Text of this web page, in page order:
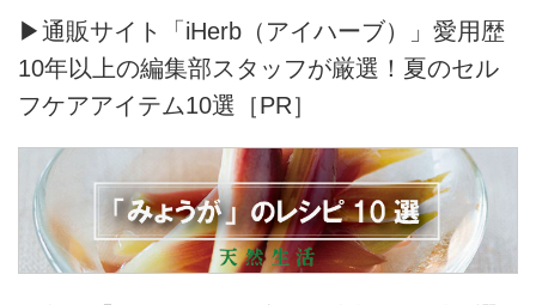
▶通販サイト「iHerb（アイハーブ）」愛用歴
10年以上の編集部スタッフが厳選！夏のセル
フケアアイテム10選［PR］